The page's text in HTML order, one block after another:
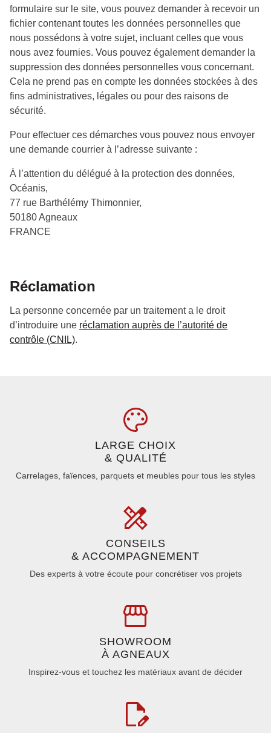
formulaire sur le site, vous pouvez demander à recevoir un
fichier contenant toutes les données personnelles que
nous possédons à votre sujet, incluant celles que vous
nous avez fournies. Vous pouvez également demander la
suppression des données personnelles vous concernant.
Cela ne prend pas en compte les données stockées à des
fins administratives, légales ou pour des raisons de
sécurité.
Pour effectuer ces démarches vous pouvez nous envoyer
une demande courrier à l’adresse suivante :
À l’attention du délégué à la protection des données,
Océanis,
77 rue Barthélémy Thimonnier,
50180 Agneaux
FRANCE
Réclamation
La personne concernée par un traitement a le droit
d’introduire une réclamation auprès de l’autorité de
contrôle (CNIL).
LARGE CHOIX
& QUALITÉ
Carrelages, faïences, parquets et meubles pour tous les styles
CONSEILS
& ACCOMPAGNEMENT
Des experts à votre écoute pour concrétiser vos projets
SHOWROOM
À AGNEAUX
Inspirez-vous et touchez les matériaux avant de décider